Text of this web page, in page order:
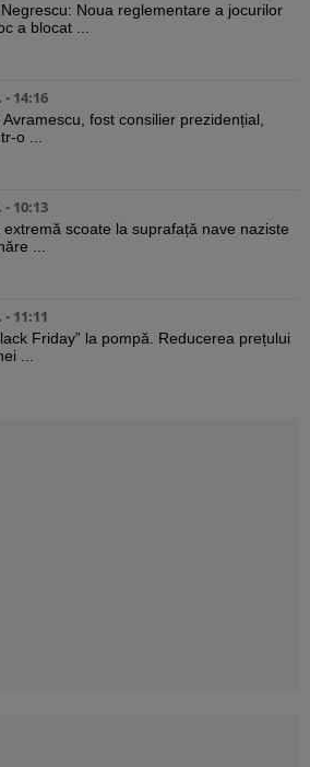
Noua reglementare a jocurilor
a blocat ...
- 14:16
fost consilier prezidențial,
o ...
- 10:13
extremă scoate la suprafață nave naziste
...
11:11
Friday” la pompă. Reducerea prețului
...